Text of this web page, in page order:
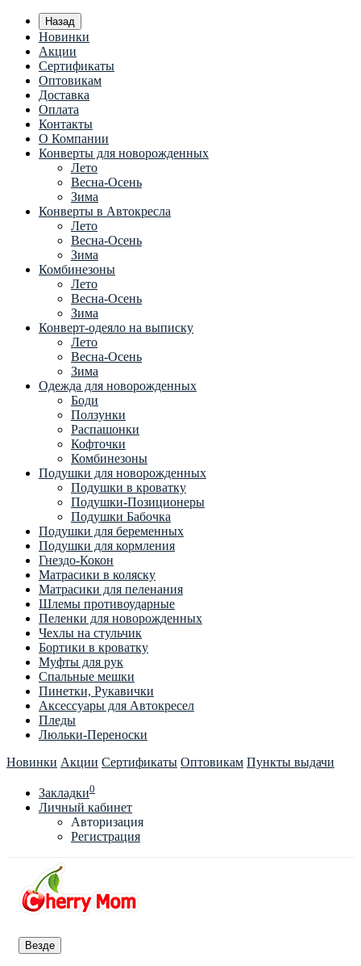
Назад
Новинки
Акции
Сертификаты
Оптовикам
Доставка
Оплата
Контакты
О Компании
Конверты для новорожденных
Лето
Весна-Осень
Зима
Конверты в Автокресла
Лето
Весна-Осень
Зима
Комбинезоны
Лето
Весна-Осень
Зима
Конверт-одеяло на выписку
Лето
Весна-Осень
Зима
Одежда для новорожденных
Боди
Ползунки
Распашонки
Кофточки
Комбинезоны
Подушки для новорожденных
Подушки в кроватку
Подушки-Позиционеры
Подушки Бабочка
Подушки для беременных
Подушки для кормления
Гнездо-Кокон
Матрасики в коляску
Матрасики для пеленания
Шлемы противоударные
Пеленки для новорожденных
Чехлы на стульчик
Бортики в кроватку
Муфты для рук
Спальные мешки
Пинетки, Рукавички
Аксессуары для Автокресел
Пледы
Люльки-Переноски
Новинки Акции Сертификаты Оптовикам Пункты выдачи
Закладки0
Личный кабинет
Авторизация
Регистрация
Везде